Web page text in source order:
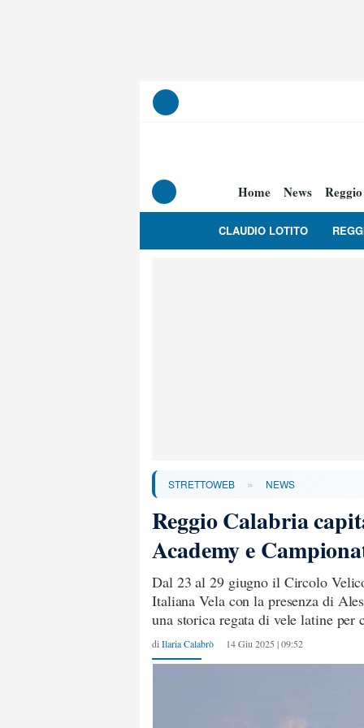
Home News Reggio
CLAUDIO LOTITO
STRETTOWEB » NEWS
Reggio Calabria
Academy e
Dal 23 al 29 giugno il Circolo
Italiana Vela con la presenza di
una storica regata di vele latine per
di Ilaria Calabrò 14 Giu 2025 | 09:52